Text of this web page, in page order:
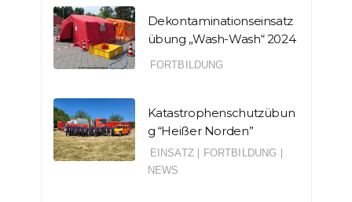
Dekontaminationseinsatz
übung „Wash-Wash“ 2024
FORTBILDUNG
Katastrophenschutzübun
g “Heißer Norden”
EINSATZ FORTBILDUNG
NEWS